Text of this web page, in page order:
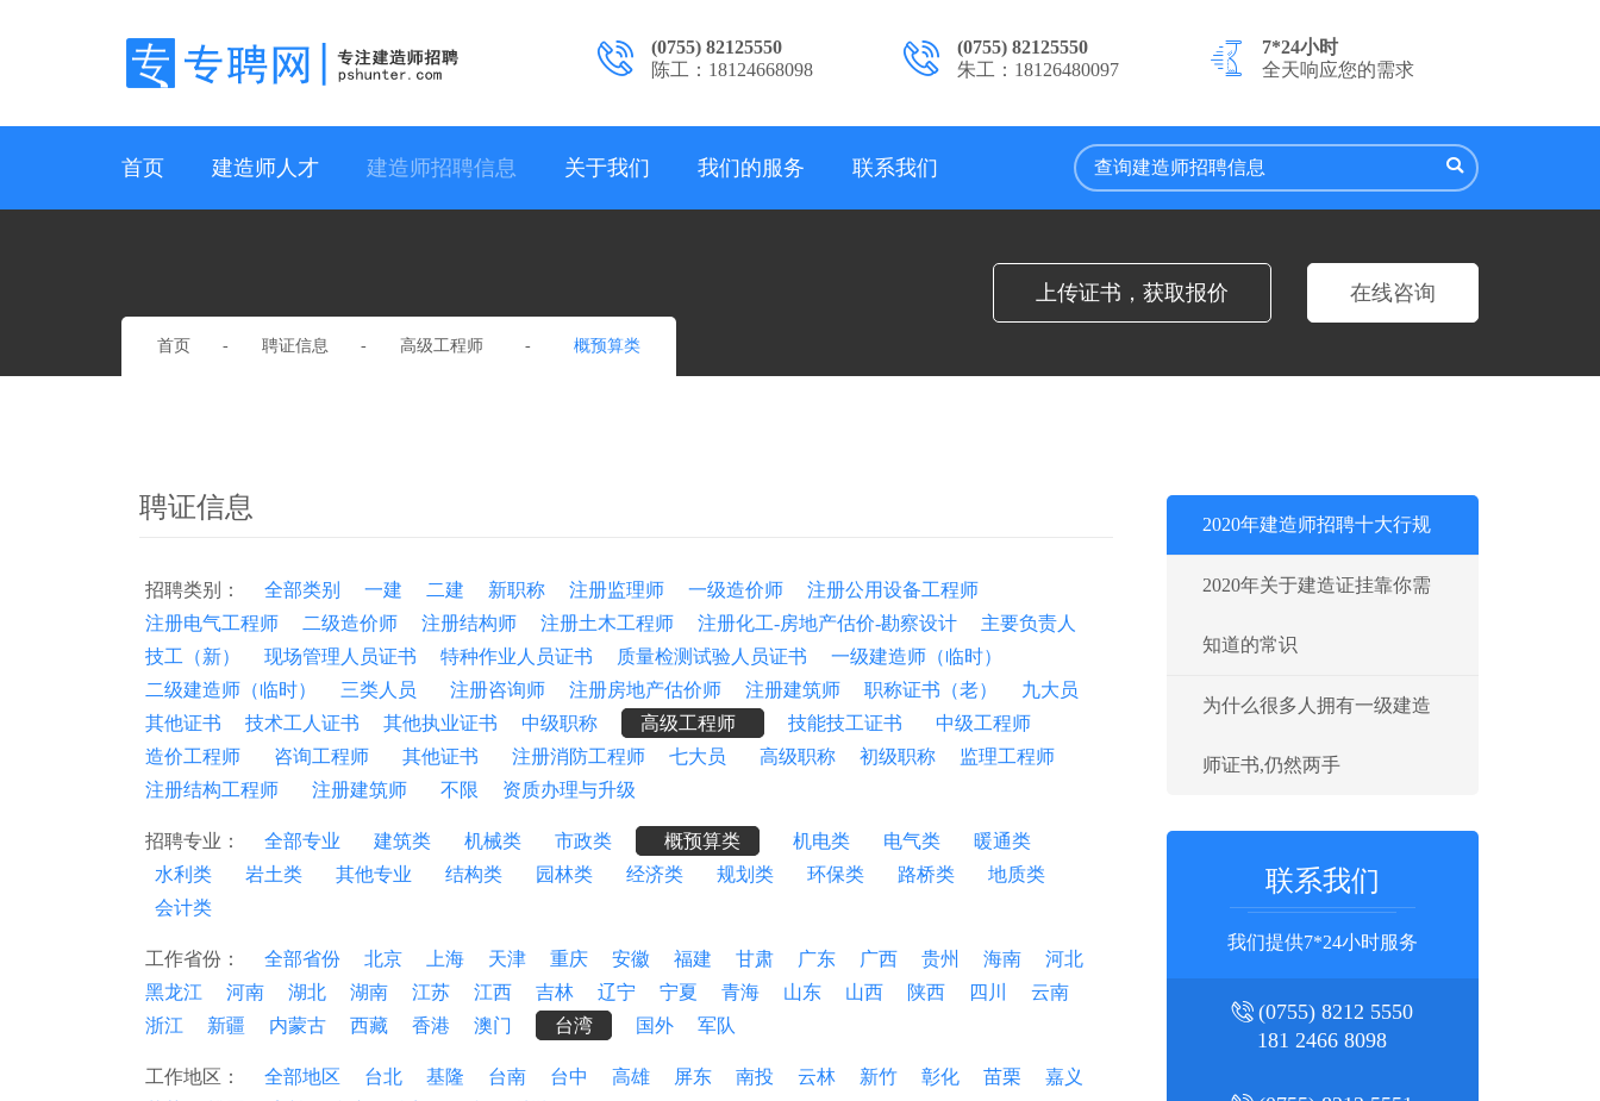
(0755) 82125550
陈工：18124668098
(0755) 82125550
朱工：18126480097
7*24小时
全天响应您的需求
首页 建造师人才 建造师招聘信息 关于我们 我们的服务 联系我们
在线咨询
上传证书，获取报价
首页 聘证信息 高级工程师 概预算类
聘证信息
招聘类别： 全部类别 一建 二建 新职称 注册监理师 一级造价师
注册公用设备工程师
注册电气工程师
二级造价师 注册结构师 注册土木工程师 注册化工-房地产估价-勘察设计
主要负责人
技工（新）
现场管理人员证书 特种作业人员证书 质量检测试验人员证书
一级建造师（临时）
二级建造师（临时）
三类人员 注册咨询师 注册房地产估价师 注册建筑师 职称证书（老）
九大员
其他证书
技术工人证书 其他执业证书 中级职称 高级工程师 技能技工证书
中级工程师
造价工程师
咨询工程师 其他证书 注册消防工程师 七大员 高级职称 初级职称
监理工程师
注册结构工程师
注册建筑师 不限 资质办理与升级
招聘专业： 全部专业 建筑类 机械类 市政类 概预算类 机电类 电气类
暖通类
水利类
岩土类 其他专业 结构类 园林类 经济类 规划类 环保类 路桥类
地质类
会计类
工作省份： 全部省份 北京 上海 天津 重庆 安徽 福建 甘肃 广东 广西 贵州 海南
河北
黑龙江
河南 湖北 湖南 江苏 江西 吉林 辽宁 宁夏 青海 山东 山西 陕西 四川
云南
浙江
新疆 内蒙古 西藏 香港 澳门 台湾 国外 军队
工作地区： 全部地区 台北 基隆 台南 台中 高雄 屏东 南投 云林 新竹 彰化 苗栗
嘉义
2020年建造师招聘十大行规
2020年关于建造证挂靠你需
知道的常识
为什么很多人拥有一级建造
师证书,仍然两手
联系我们
我们提供7*24小时服务
(0755) 8212 5550
181 2466 8098